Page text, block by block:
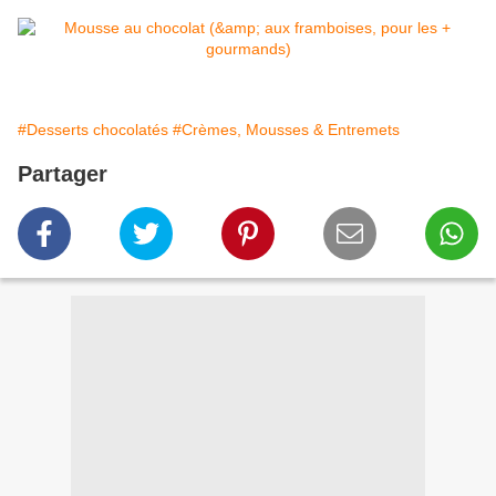
#Desserts chocolatés #Crèmes, Mousses & Entremets
Partager